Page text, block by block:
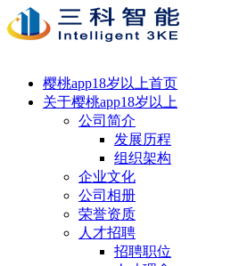
樱桃app18岁以上首页
关于樱桃app18岁以上
公司简介
发展历程
组织架构
企业文化
公司相册
荣誉资质
人才招聘
招聘职位